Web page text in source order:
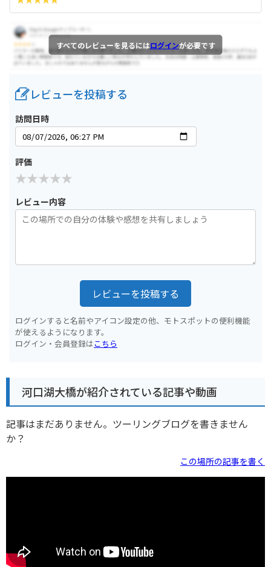
すべてのレビューを見るにはログインが必要です
レビューを投稿する
訪問日時
評価
レビュー内容
レビューを投稿する
ログインすると名前やアイコン設定の他、モトスポットの便利機能
が使えるようになります。
ログイン・会員登録はこちら
河口湖大橋が紹介されている記事や動画
記事はまだありません。ツーリングブログを書きません
か？
この場所の記事を書く